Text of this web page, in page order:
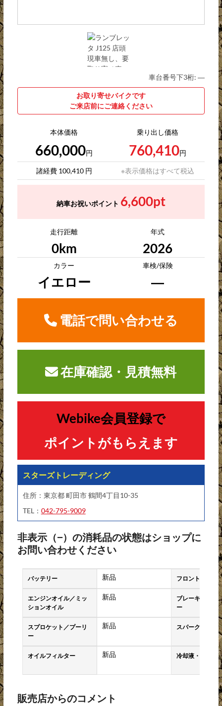
車台番号下3桁:―
お取り寄せバイクです
ご来店前にご連絡ください
本体価格 乗り出し価格
660,000円 760,410円
諸経費 100,410 円 ※表示価格はすべて税込
納車お祝いポイント 6,600pt
走行距離 年式
0km 2026
カラー 車検/保険
イエロー ―
電話で問い合わせる
在庫確認・見積無料
Webike会員登録で
ポイントがもらえます
スターズトレーディング
住所：東京都 町田市 鶴間4丁目10-35
TEL： 042-795-9009
非表示（−）の消耗品の状態はショップに
お問い合わせください
バッテリー 新品 フロントタイヤ
エンジンオイル／ミッ
ションオイル
新品
ブレーキパッド
ー
スプロケット／プーリ
ー
新品 スパークプラグ
オイルフィルター 新品 冷却液・クーラ
販売店からのコメント